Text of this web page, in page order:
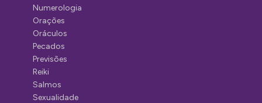
Numerologia
Orações
Oráculos
Pecados
Previsões
Reiki
Salmos
Sexualidade